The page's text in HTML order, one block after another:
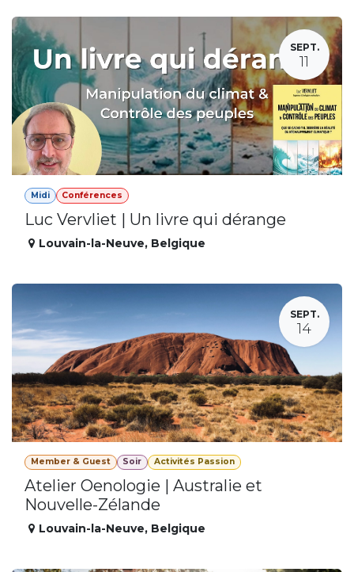
SEPT.
11
Midi Conférences
Luc Vervliet | Un livre qui dérange
Louvain-la-Neuve, Belgique
SEPT.
14
Member & Guest Soir Activités Passion
Atelier Oenologie | Australie et
Nouvelle-Zélande
Louvain-la-Neuve, Belgique